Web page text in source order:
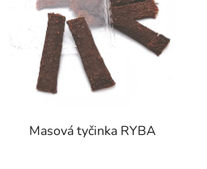
Masová tyčinka RYBA